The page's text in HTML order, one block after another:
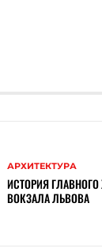
АРХИТЕКТУРА
ИСТОРИЯ
ВОКЗАЛА ЛЬВОВА